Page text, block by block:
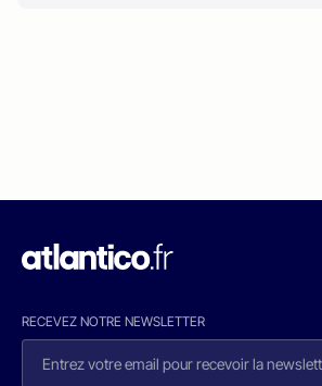
RECEVEZ NOTRE NEWSLETTER